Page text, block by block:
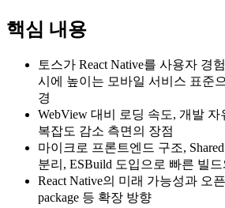
핵심 내용
토스가 React Native를 사용자 경
시에 높이는 모바일 서비스 표준
경
WebView 대비 로딩 속도, 개발 자
복잡도 감소 측면의 장점
마이크로 프론트엔드 구조,
분리, ESBuild 도입으로 빠른 빌
React Native의 미래 가능성과 오
package 등 확장 방향